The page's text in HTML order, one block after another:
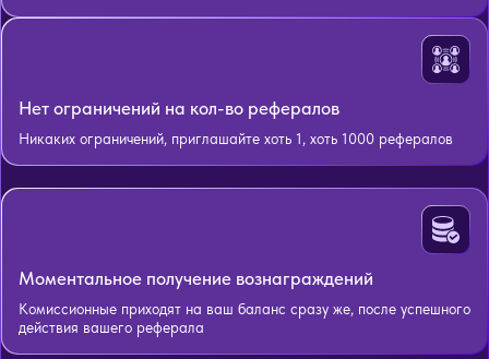
Нет ограничений на кол-во рефералов
Никаких ограничений, приглашайте хоть 1, хоть 1000 рефералов
Моментальное получение вознаграждений
Комиссионные приходят на ваш баланс сразу же, после успешного
действия вашего реферала